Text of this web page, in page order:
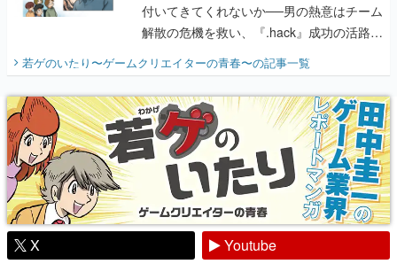
付いてきてくれないか──男の熱意はチーム
解散の危機を救い、『.hack』成功の活路を
『少年ジャンプ』色だった【若ゲのいた
り】
若ゲのいたり〜ゲームクリエイターの青春〜の記事一覧
X
Youtube